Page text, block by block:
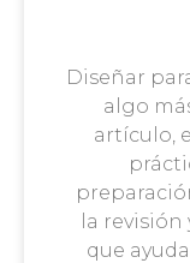
Diseñar
algo
artículo,
la revisión
que